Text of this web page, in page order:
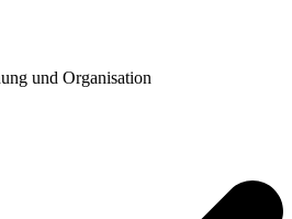
und Organisation